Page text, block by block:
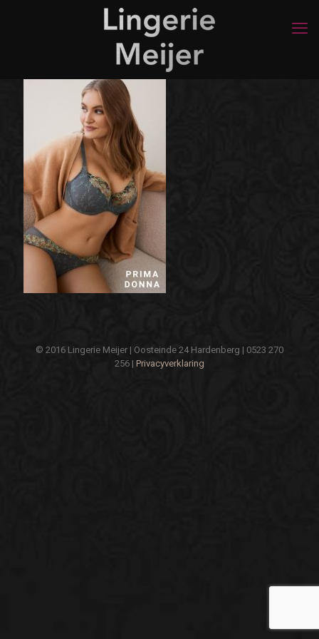
© 2016 Lingerie Meijer | Oosteinde 24 Hardenberg | 0523 270
256 | Privacyverklaring